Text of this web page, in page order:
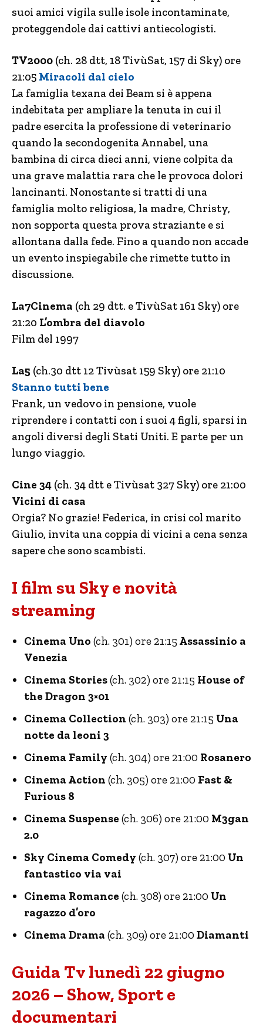
suoi amici vigila sulle isole incontaminate,
proteggendole dai cattivi antiecologisti.
TV2000 (ch. 28 dtt, 18 TivùSat, 157 di Sky) ore
21:05 Miracoli dal cielo
La famiglia texana dei Beam si è appena
indebitata per ampliare la tenuta in cui il
padre esercita la professione di veterinario
quando la secondogenita Annabel, una
bambina di circa dieci anni, viene colpita da
una grave malattia rara che le provoca dolori
lancinanti. Nonostante si tratti di una
famiglia molto religiosa, la madre, Christy,
non sopporta questa prova straziante e si
allontana dalla fede. Fino a quando non accade
un evento inspiegabile che rimette tutto in
discussione.
La7Cinema (ch 29 dtt. e TivùSat 161 Sky) ore
21:20 L’ombra del diavolo
Film del 1997
La5 (ch.30 dtt 12 Tivùsat 159 Sky) ore 21:10
Stanno tutti bene
Frank, un vedovo in pensione, vuole
riprendere i contatti con i suoi 4 figli, sparsi in
angoli diversi degli Stati Uniti. E parte per un
lungo viaggio.
Cine 34 (ch. 34 dtt e Tivùsat 327 Sky) ore 21:00
Vicini di casa
Orgia? No grazie! Federica, in crisi col marito
Giulio, invita una coppia di vicini a cena senza
sapere che sono scambisti.
I film su Sky e novità
streaming
Cinema Uno (ch. 301) ore 21:15 Assassinio a
Venezia
Cinema Stories(ch. 302) ore 21:15 House of
the Dragon 3×01
Cinema Collection (ch. 303) ore 21:15 Una
notte da leoni 3
Cinema Family (ch. 304) ore 21:00 Rosanero
Cinema Action (ch. 305) ore 21:00 Fast &
Furious 8
Cinema Suspense (ch. 306) ore 21:00 M3gan
2.0
Sky Cinema Comedy (ch. 307) ore 21:00 Un
fantastico via vai
Cinema Romance (ch. 308) ore 21:00 Un
ragazzo d’oro
Cinema Drama (ch. 309) ore 21:00 Diamanti
Guida Tv lunedì 22 giugno
2026 – Show, Sport e
documentari